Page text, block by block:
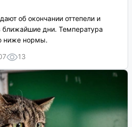
об окончании оттепели и
ближайшие дни. Температура
ниже нормы.
13